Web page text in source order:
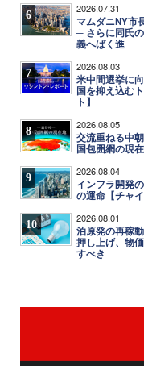
6 2026.07.31
マムダニNY市
─ さらに同氏
義へばく進
7 2026.08.03
米中間選挙に
国を抑え込む
ト】
8 2026.08.05
交流重ねる中
国包囲網の現在
9 2026.08.04
インフラ開発
の運命【チャ
10 2026.08.01
泊原発の再稼
押し上げ、物
すべき